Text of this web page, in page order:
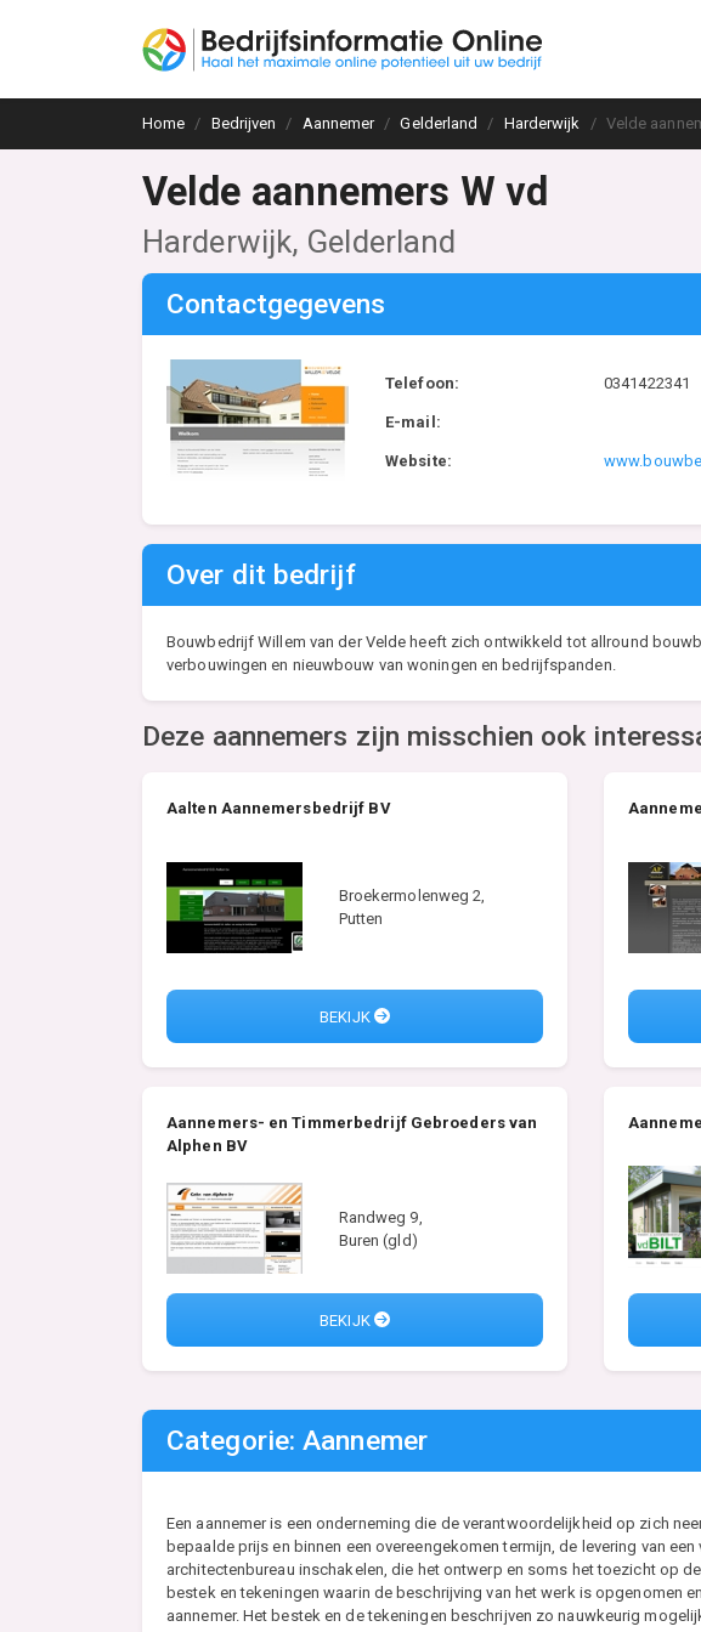
Home Bedrijven Aannemer Gelderland Harderwijk Velde
Velde aannemers W vd
Harderwijk, Gelderland
Contactgegevens
Telefoon: 0341422341
E-mail:
Website:
Over dit bedrijf
Bouwbedrijf Willem van der Velde heeft zich ontwikkeld tot allround
verbouwingen en nieuwbouw van woningen en bedrijfspanden.
Deze aannemers zijn misschien ook
Aalten Aannemersbedrijf BV
Broekermolenweg 2,
Putten
BEKIJK
Aannemers- en Timmerbedrijf Gebroeders van
Alphen BV
Randweg 9,
Buren (gld)
BEKIJK
Categorie: Aannemer
Een aannemer is een onderneming die de verantwoordelijkheid op zich
bepaalde prijs en binnen een overeengekomen termijn, de levering van
architectenbureau inschakelen, die het ontwerp en soms het toezicht op
bestek en tekeningen waarin de beschrijving van het werk is opgenomen
aannemer. Het bestek en de tekeningen beschrijven zo nauwkeurig